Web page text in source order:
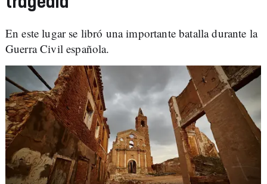
En este lugar se libró una importante batalla durante la
Guerra Civil española.